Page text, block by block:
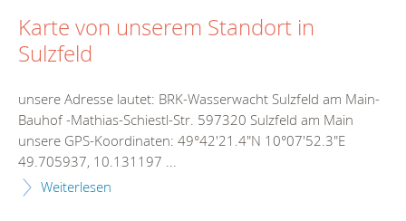
Karte von unserem Standort in
Sulzfeld
unsere Adresse lautet: BRK-Wasserwacht Sulzfeld am Main-
Bauhof -Mathias-Schiestl-Str. 597320 Sulzfeld am Main
unsere GPS-Koordinaten: 49°42'21.4"N 10°07'52.3"E
49.705937, 10.131197 ...
Weiterlesen